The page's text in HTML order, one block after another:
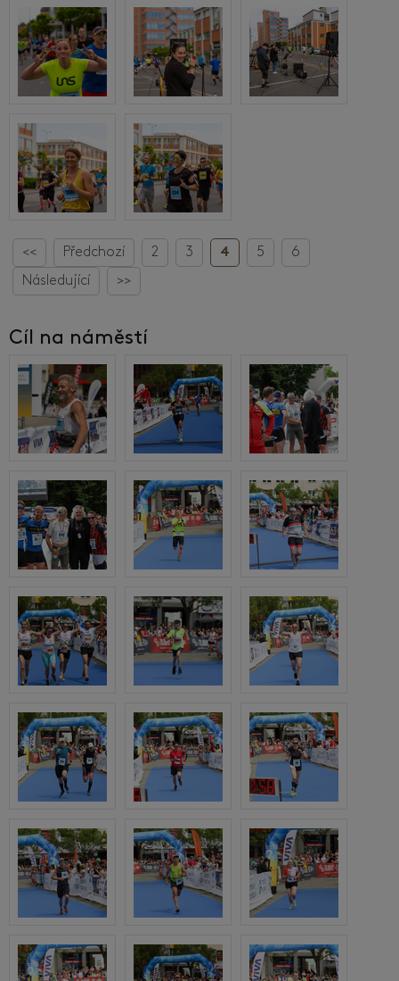
<< Předchozí 2 3 4 5
6
Následující
>>
Cíl na náměstí